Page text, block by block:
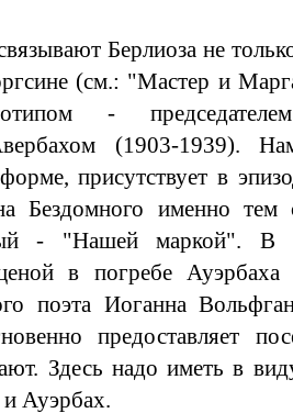
Берлиоза не
(см.: "Мастер и
-
(1903-1939).
присутствует в
Бездомного именно тем
- "Нашей маркой". В
в погребе
поэта Иоганна
предоставляет
Здесь надо иметь в
Ауэрбах.